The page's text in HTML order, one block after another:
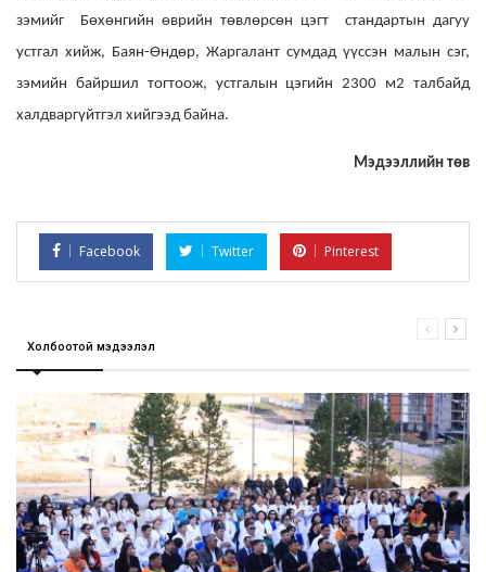
зэмийг Бөхөнгийн өврийн төвлөрсөн цэгт стандартын дагуу
устгал хийж, Баян-Өндөр, Жаргалант сумдад үүссэн малын сэг,
зэмийн байршил тогтоож, устгалын цэгийн 2300 м2 талбайд
халдваргүйтгэл хийгээд байна.
Мэдээллийн төв
Facebook Twitter Pinterest
Холбоотой мэдээлэл